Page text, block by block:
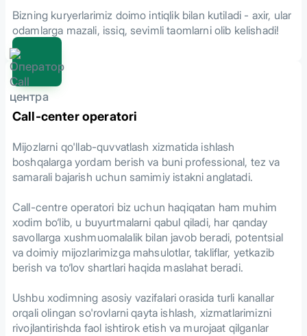
Bizning kuryerlarimiz doimo intiqlik bilan kutiladi - axir, ular
odamlarga mazali, issiq, sevimli taomlarni olib kelishadi!
Call-center operatori
Mijozlarni qo'llab-quvvatlash xizmatida ishlash
boshqalarga yordam berish va buni professional, tez va
samarali bajarish uchun samimiy istakni anglatadi.
Call-centre operatori biz uchun haqiqatan ham muhim
xodim bo‘lib, u buyurtmalarni qabul qiladi, har qanday
savollarga xushmuomalalik bilan javob beradi, potentsial
va doimiy mijozlarimizga mahsulotlar, takliflar, yetkazib
berish va to‘lov shartlari haqida maslahat beradi.
Ushbu xodimning asosiy vazifalari orasida turli kanallar
orqali olingan so'rovlarni qayta ishlash, xizmatlarimizni
rivojlantirishda faol ishtirok etish va murojaat qilganlar